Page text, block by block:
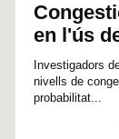
en l'ús
Investigadors
nivells de
probabilitat...